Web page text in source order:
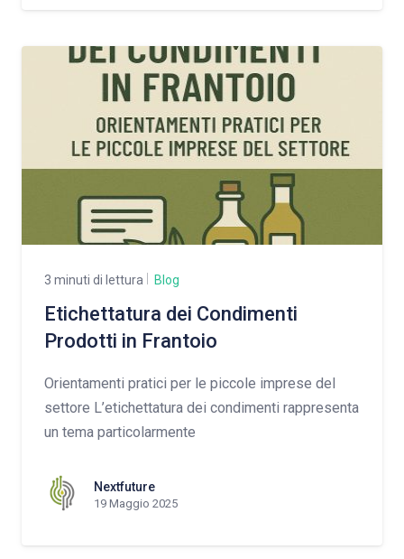
3 minuti di lettura Blog
Etichettatura dei Condimenti
Prodotti in Frantoio
Orientamenti pratici per le piccole imprese del
settore L’etichettatura dei condimenti rappresenta
un tema particolarmente
Nextfuture
19 Maggio 2025